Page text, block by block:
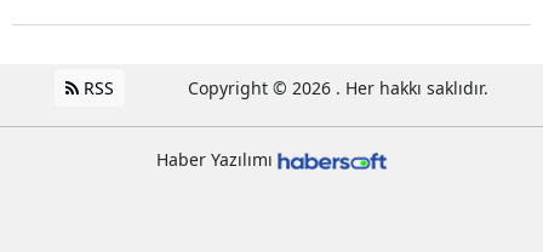
RSS Copyright © 2026 . Her hakkı saklıdır.
Haber Yazılımı